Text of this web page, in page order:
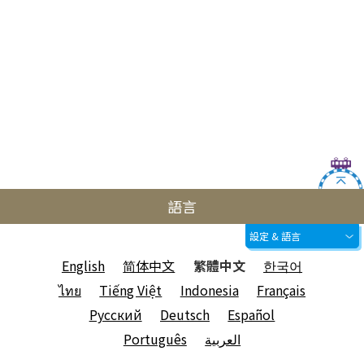
語言
設定 & 語言
English 简体中文 繁體中文
한국어
ไทย
Tiếng Việt Indonesia
Français
Русский
Deutsch
Español
Português
العربية